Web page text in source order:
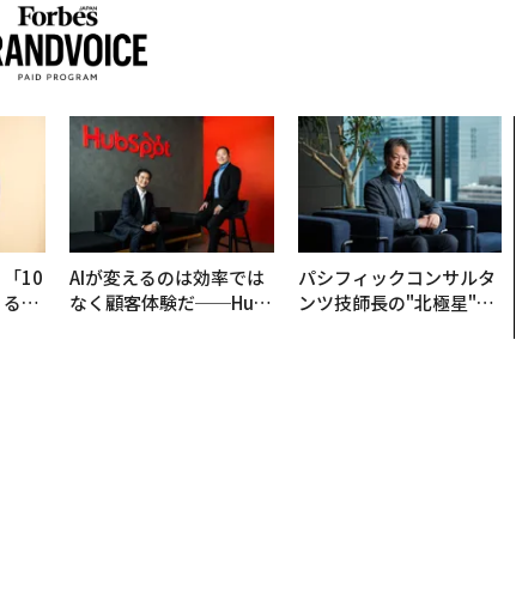
10
る─
AIが変えるのは効率では
なく顧客体験だ──Hub
パシフィックコンサルタ
ンツ技師長の"北極星"。